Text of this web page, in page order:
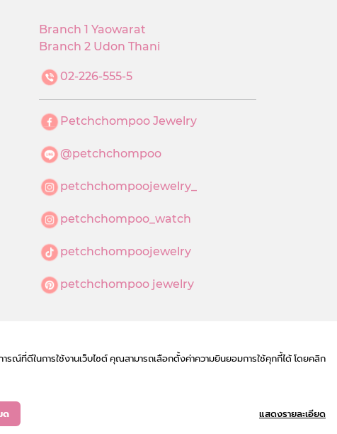
Branch 1 Yaowarat
Branch 2 Udon Thani
02-226-555-5
Petchchompoo Jewelry
@petchchompoo
petchchompoojewelry_
petchchompoo_watch
petchchompoojewelry
petchchompoo jewelry
ารณ์ที่ดีในการใช้งานเว็บไซต์ คุณสามารถเลือกตั้งค่าความยินยอมการใช้คุกกี้ได้ โดยคลิก
ด แสดงรายละเอียด